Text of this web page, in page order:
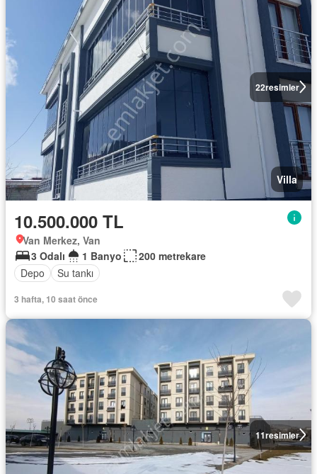
22resimler
Villa
10.500.000 TL
Van Merkez, Van
3 Odalı
1 Banyo
200 metrekare
Depo
Su tankı
3 hafta, 10 saat önce
11resimler